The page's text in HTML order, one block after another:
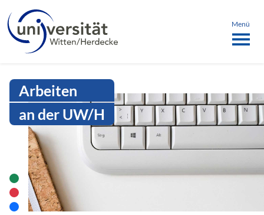
Intranet Uni WH | Alumni
Menü
Sprachmenü
schließen
Arbeiten
an der UW/H